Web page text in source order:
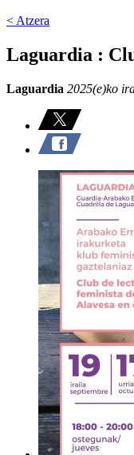
< Atzera
Laguardia :
Laguardia 2025(e)ko